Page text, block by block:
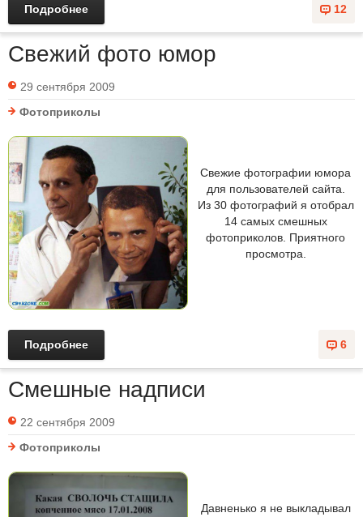
12
Подробнее
Свежий фото юмор
29 сентября 2009
Фотоприколы
Свежие фотографии юмора
для пользователей сайта.
Из 30 фотографий я отобрал
14 самых смешных
фотоприколов. Приятного
просмотра.
6
Подробнее
Смешные надписи
22 сентября 2009
Фотоприколы
Давненько я не выкладывал